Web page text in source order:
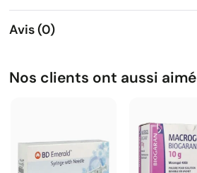
Avis (0)
Nos clients ont aussi aimé